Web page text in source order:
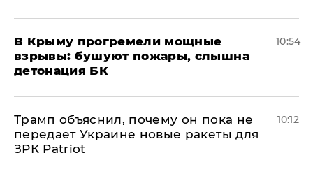
В Крыму прогремели мощные
взрывы: бушуют пожары, слышна
детонация БК
10:54
Трамп объяснил, почему он пока не
передает Украине новые ракеты для
ЗРК Patriot
10:12